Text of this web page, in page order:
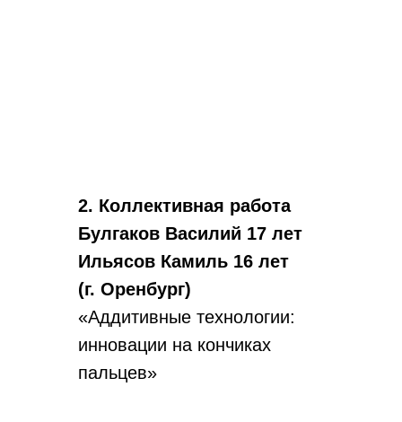
2. Коллективная работа
Булгаков Василий 17 лет
Ильясов Камиль 16 лет
(г. Оренбург)
«Аддитивные технологии:
инновации на кончиках
пальцев»